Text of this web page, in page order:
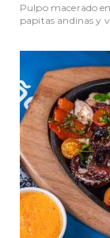
Pulpo macerado
papitas andinas y